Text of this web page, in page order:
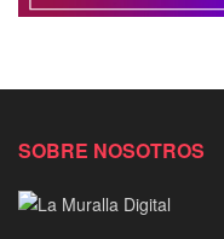
SOBRE NOSOTROS